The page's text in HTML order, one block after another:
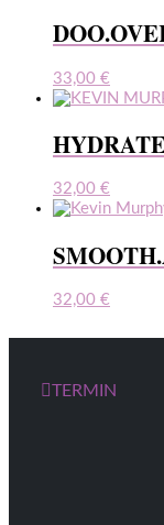
33,00 €
32,00 €
32,00 €
TERMIN